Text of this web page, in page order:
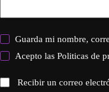
Guarda mi nombre,
Acepto lasPoliticas de
Recibir un correo